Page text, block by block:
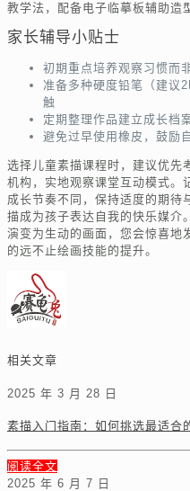
教学法，配备电子临摹板辅助造
家长辅导小贴士
初期重点培养观察习惯而
准备多种硬度铅笔（建议
触
定期整理作品建立成长档
避免过早使用橡皮，鼓励
选择儿童素描课程时，建议优先
机构，实地观察课堂互动模式。
成长节奏不同，保持适度的期待
描成为孩子表达自我的快乐媒介
演变为生动的画面，您会惊喜地
的远不止绘画技能的提升。
相关文章
2025 年 3 月 28 日
素描入门指南：如何挑选最适合
阅读全文
2025 年 6 月 7 日